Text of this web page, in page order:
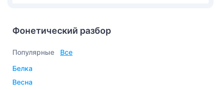
Фонетический разбор
Популярные
Все
белка
весна